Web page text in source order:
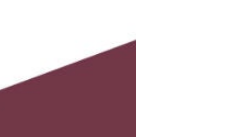
any arreu del país, se li ret
baix braç a la Plaça Major
Meruts d’Ontinyent entre